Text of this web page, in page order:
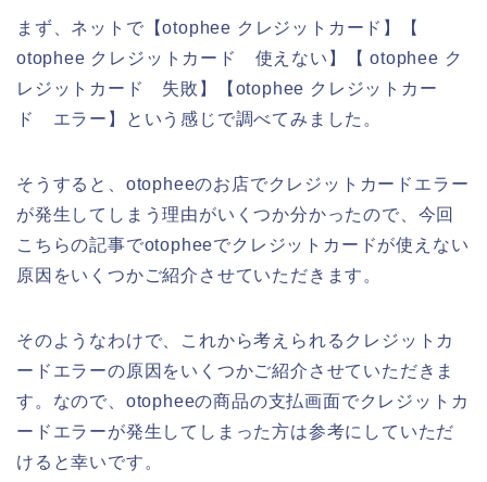
まず、ネットで【otophee クレジットカード】【
otophee クレジットカード 使えない】【 otophee ク
レジットカード 失敗】【otophee クレジットカー
ド エラー】という感じで調べてみました。
そうすると、otopheeのお店でクレジットカードエラー
が発生してしまう理由がいくつか分かったので、今回
こちらの記事でotopheeでクレジットカードが使えない
原因をいくつかご紹介させていただきます。
そのようなわけで、これから考えられるクレジットカ
ードエラーの原因をいくつかご紹介させていただきま
す。なので、otopheeの商品の支払画面でクレジットカ
ードエラーが発生してしまった方は参考にしていただ
けると幸いです。